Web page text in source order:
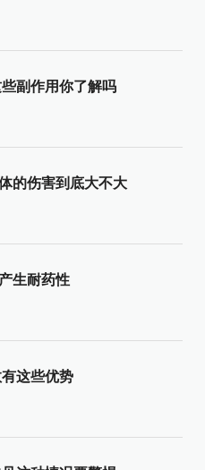
副作用你了解吗
的伤害到底大不大
生耐药性
这些优势